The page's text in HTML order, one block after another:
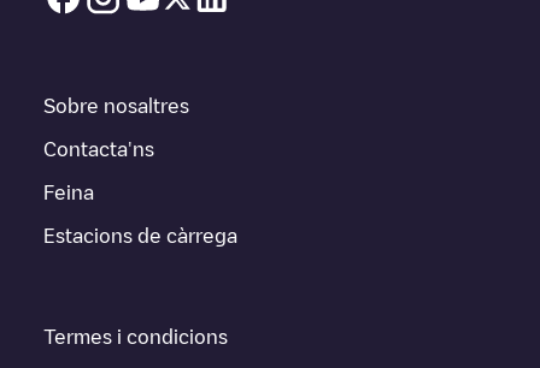
Sobre nosaltres
Contacta'ns
Feina
Estacions de càrrega
Termes i condicions